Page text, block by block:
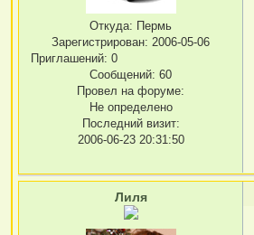
Откуда: Пермь
Зарегистрирован: 2006-05-06
Приглашений: 0
Сообщений: 60
Провел на форуме:
Не определено
Последний визит:
2006-06-23 20:31:50
Лиля